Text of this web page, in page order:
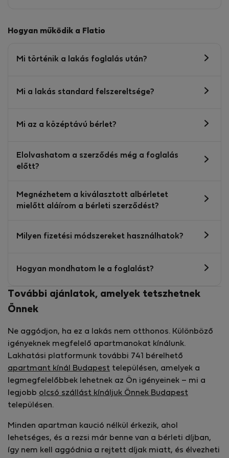
Hogyan működik a Flatio
Mi történik a lakás foglalás után?
Mi a lakás standard felszereltsége?
Mi az a középtávú bérlet?
Elolvashatom a szerződés még a foglalás
előtt?
Megnézhetem a kiválasztott albérletet
mielőtt aláírom a bérleti szerződést?
Milyen fizetési módszereket használhatok?
Hogyan mondhatom le a foglalást?
További ajánlatok, amelyek tetszhetnek
Önnek
Ne aggódjon, ha ez a lakás nem otthonos. Különböző
igényeknek megfelelő apartmanokat kínálunk.
Lakhatási platformunk további 741 bérelhető
apartmant kínál Budapest településen, amelyek a
legmegfelelőbbek lehetnek az Ön igényeinek – mi a
legjobb olcsó szállást kínáljuk Önnek Budapest
településen.
Minden apartman kaució nélkül érkezik, ahol
lehetséges, és a rezsi már benne van a bérleti díjban,
így nem kell aggódnia a rejtett díjak miatt, és élvezheti